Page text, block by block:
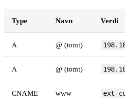
Type Navn Verdi
A @ (tomt)
A @ (tomt)
CNAME www ext-